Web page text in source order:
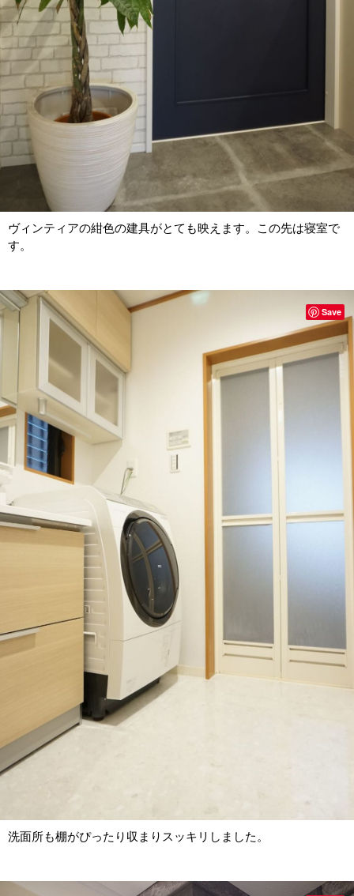
ヴィンティアの紺色の建具がとても映えます。この先は寝室で
す。
洗面所も棚がぴったり収まりスッキリしました。
Save